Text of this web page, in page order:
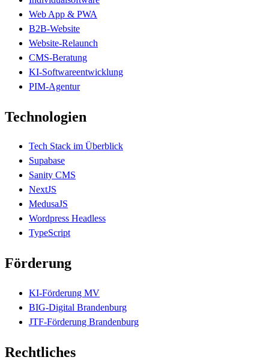
Web App & PWA
B2B-Website
Website-Relaunch
CMS-Beratung
KI-Softwareentwicklung
PIM-Agentur
Technologien
Tech Stack im Überblick
Supabase
Sanity CMS
NextJS
MedusaJS
Wordpress Headless
TypeScript
Förderung
KI-Förderung MV
BIG-Digital Brandenburg
JTF-Förderung Brandenburg
Rechtliches